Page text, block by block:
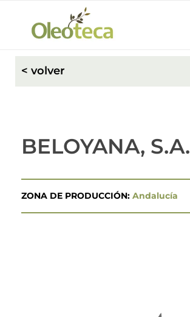
< volver
BELOYANA, S.A.
ZONA DE PRODUCCIÓN: Andalucía